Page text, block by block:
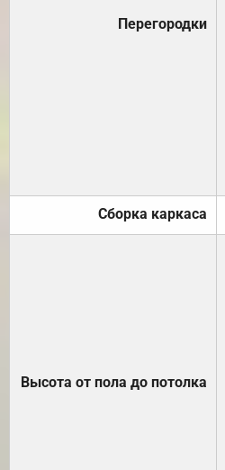
Перегородки
Сборка каркаса
Высота от пола до потолка